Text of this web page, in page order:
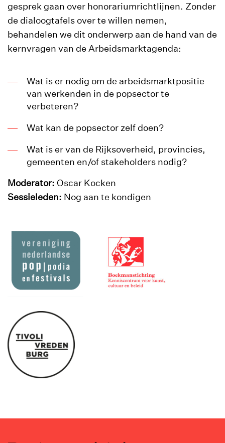
gesprek gaan over honorariumrichtlijnen. Zonder
de dialoogtafels over te willen nemen,
behandelen we dit onderwerp aan de hand van de
kernvragen van de Arbeidsmarktagenda:
Wat is er nodig om de arbeidsmarktpositie
van werkenden in de popsector te
verbeteren?
Wat kan de popsector zelf doen?
Wat is er van de Rijksoverheid, provincies,
gemeenten en/of stakeholders nodig?
Moderator: Oscar Kocken
Sessieleden: Nog aan te kondigen